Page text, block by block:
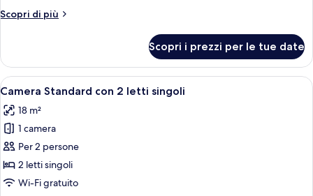
Scopri di più
Altri
quadrupla
Scopri i prezzi per le tue date
Apri
tutte
le
foto
per
Camera
Standard
Un bagno con un mobile vanitario
4
Camera Standard con 2 letti singoli
18 m²
1 camera
Per 2 persone
2 letti singoli
Wi-Fi gratuito